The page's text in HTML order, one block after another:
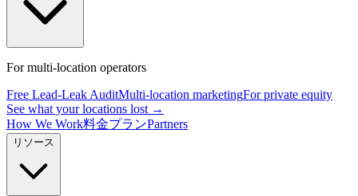
For multi-location operators
Free Lead-Leak AuditMulti-location marketingFor private equity
See what your locations lost →
How We Work料金プランPartners
リソース